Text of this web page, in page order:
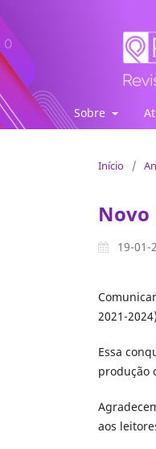
Revista
Sobre
Início /
Novo
19-01-
2021-
Essa
produção
aos